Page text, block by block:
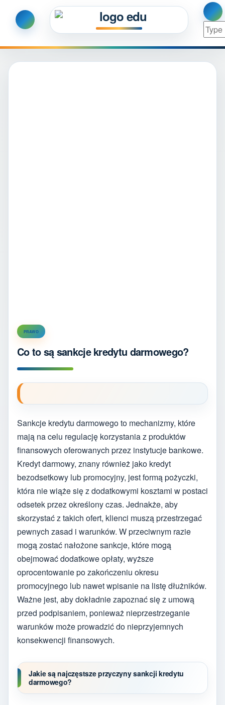
PRAWO
Co to są sankcje kredytu darmowego?
Sankcje kredytu darmowego to mechanizmy, które
mają na celu regulację korzystania z produktów
finansowych oferowanych przez instytucje bankowe.
Kredyt darmowy, znany również jako kredyt
bezodsetkowy lub promocyjny, jest formą pożyczki,
która nie wiąże się z dodatkowymi kosztami w postaci
odsetek przez określony czas. Jednakże, aby
skorzystać z takich ofert, klienci muszą przestrzegać
pewnych zasad i warunków. W przeciwnym razie
mogą zostać nałożone sankcje, które mogą
obejmować dodatkowe opłaty, wyższe
oprocentowanie po zakończeniu okresu
promocyjnego lub nawet wpisanie na listę dłużników.
Ważne jest, aby dokładnie zapoznać się z umową
przed podpisaniem, ponieważ nieprzestrzeganie
warunków może prowadzić do nieprzyjemnych
konsekwencji finansowych.
Jakie są najczęstsze przyczyny sankcji kredytu
darmowego?